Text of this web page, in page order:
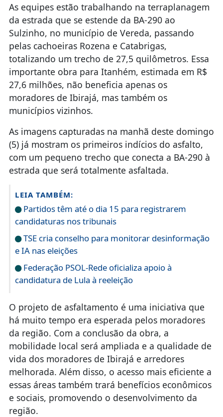
As equipes estão trabalhando na terraplanagem
da estrada que se estende da BA-290 ao
Sulzinho, no município de Vereda, passando
pelas cachoeiras Rozena e Catabrigas,
totalizando um trecho de 27,5 quilômetros. Essa
importante obra para Itanhém, estimada em R$
27,6 milhões, não beneficia apenas os
moradores de Ibirajá, mas também os
municípios vizinhos.
As imagens capturadas na manhã deste domingo
(5) já mostram os primeiros indícios do asfalto,
com um pequeno trecho que conecta a BA-290 à
estrada que será totalmente asfaltada.
LEIA TAMBÉM:
Partidos têm até o dia 15 para registrarem
candidaturas nos tribunais
TSE cria conselho para monitorar desinformação
e IA nas eleições
Federação PSOL-Rede oficializa apoio à
candidatura de Lula à reeleição
O projeto de asfaltamento é uma iniciativa que
há muito tempo era esperada pelos moradores
da região. Com a conclusão da obra, a
mobilidade local será ampliada e a qualidade de
vida dos moradores de Ibirajá e arredores
melhorada. Além disso, o acesso mais eficiente a
essas áreas também trará benefícios econômicos
e sociais, promovendo o desenvolvimento da
região.